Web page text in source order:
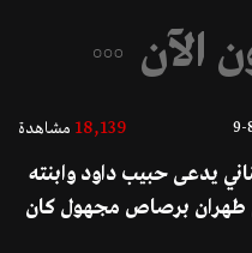
الآن
9-
18,139 مشاهدة
يدعى حبيب داود وابنته
طهران برصاص مجهول كان